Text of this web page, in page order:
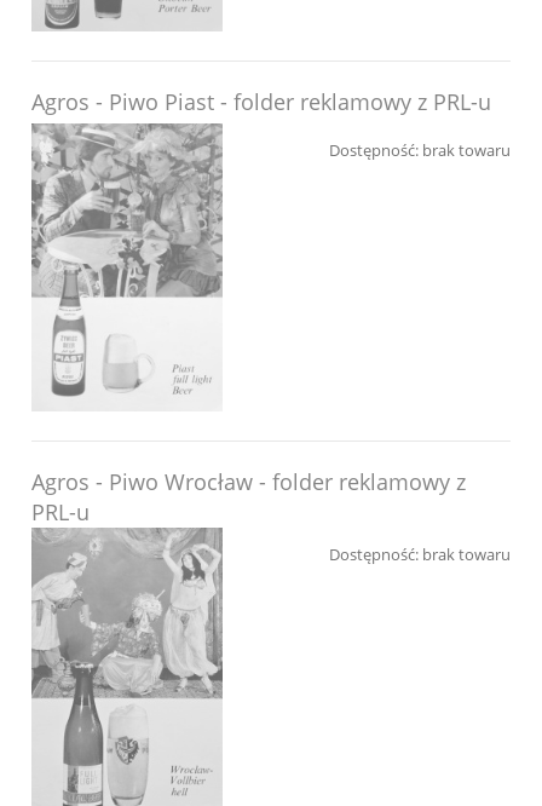
Agros - Piwo Piast - folder reklamowy z PRL-u
Dostępność: brak towaru
Agros - Piwo Wrocław - folder reklamowy z
PRL-u
Dostępność: brak towaru